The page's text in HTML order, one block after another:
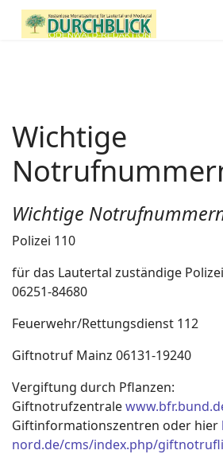
Wichtige
Wichtige
Polizei 110
für das Lautertal zuständige
06251-84680
Feuerwehr/Rettungsdienst 112
Giftnotruf Mainz 06131-19240
Vergiftung durch Pflanzen:
Giftnotrufzentrale
Giftinformationszentren oder hier
nord.de/cms/index.php/